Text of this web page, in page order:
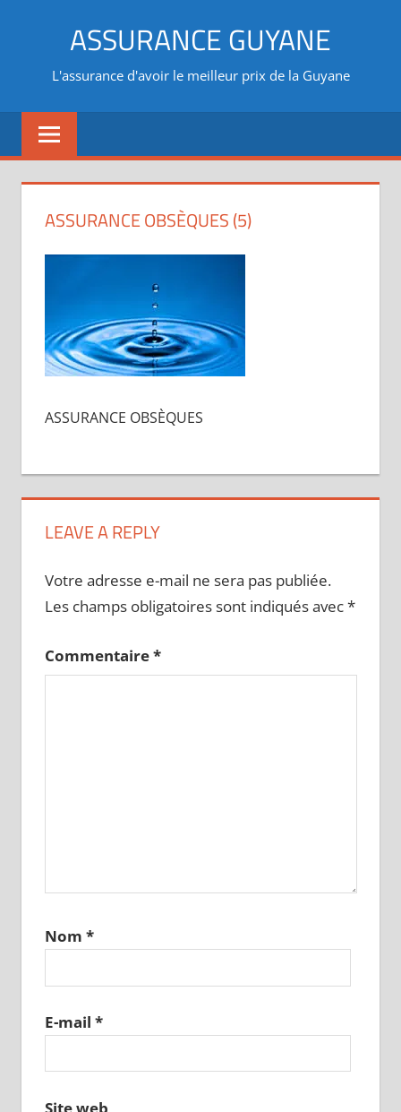
ASSURANCE GUYANE
L'assurance d'avoir le meilleur prix de la Guyane
ASSURANCE OBSÈQUES (5)
ASSURANCE OBSÈQUES
LEAVE A REPLY
Votre adresse e-mail ne sera pas publiée.
Les champs obligatoires sont indiqués avec*
Commentaire*
Nom *
E-mail *
Site web